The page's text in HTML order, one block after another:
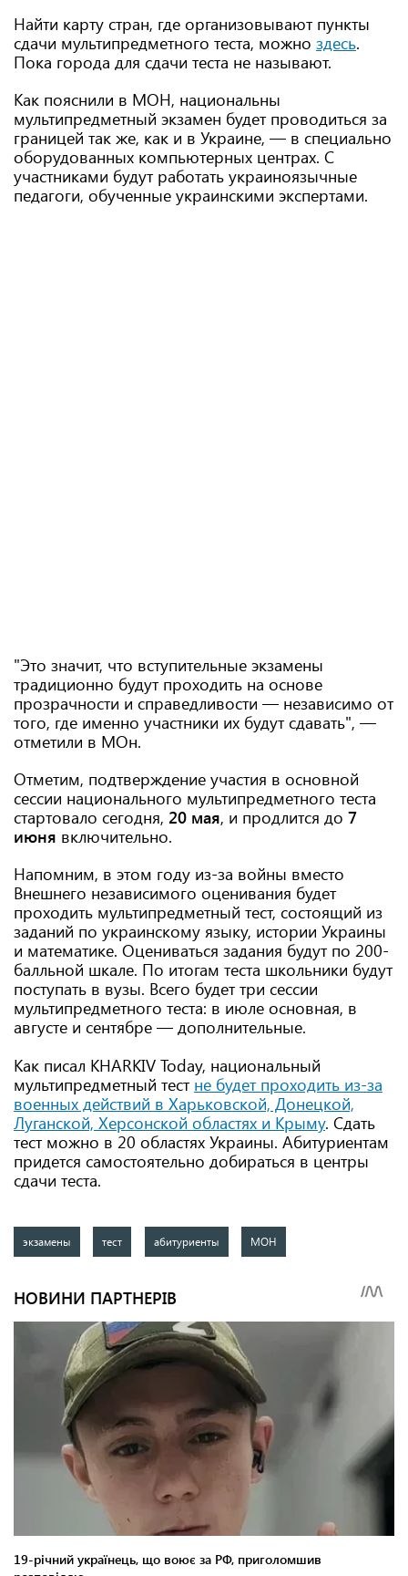
Найти карту стран, где организовывают пункты
сдачи мультипредметного теста, можно здесь.
Пока города для сдачи теста не называют.
Как пояснили в МОН, национальны
мультипредметный экзамен будет проводиться за
границей так же, как и в Украине, — в специально
оборудованных компьютерных центрах. С
участниками будут работать украиноязычные
педагоги, обученные украинскими экспертами.
"Это значит, что вступительные экзамены
традиционно будут проходить на основе
прозрачности и справедливости — независимо от
того, где именно участники их будут сдавать", —
отметили в МОн.
Отметим, подтверждение участия в основной
сессии национального мультипредметного теста
стартовало сегодня, 20 мая, и продлится до 7
июня включительно.
Напомним, в этом году из-за войны вместо
Внешнего независимого оценивания будет
проходить мультипредметный тест, состоящий из
заданий по украинскому языку, истории Украины
и математике. Оцениваться задания будут по 200-
балльной шкале. По итогам теста школьники будут
поступать в вузы. Всего будет три сессии
мультипредметного теста: в июле основная, в
августе и сентябре — дополнительные.
Как писал KHARKIV Today, национальный
мультипредметный тест не будет проходить из-за
военных действий в Харьковской, Донецкой,
Луганской, Херсонской областях и Крыму. Сдать
тест можно в 20 областях Украины. Абитуриентам
придется самостоятельно добираться в центры
сдачи теста.
экзамены тест абитуриенты МОН